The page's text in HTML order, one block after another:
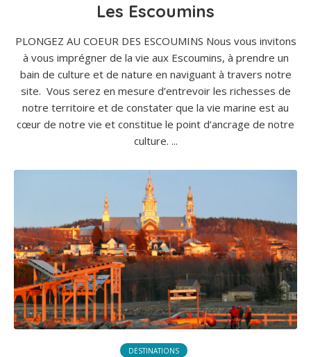
Les Escoumins
PLONGEZ AU COEUR DES ESCOUMINS Nous vous invitons
à vous imprégner de la vie aux Escoumins, à prendre un
bain de culture et de nature en naviguant à travers notre
site. Vous serez en mesure d’entrevoir les richesses de
notre territoire et de constater que la vie marine est au
cœur de notre vie et constitue le point d’ancrage de notre
culture. ...
DESTINATIONS